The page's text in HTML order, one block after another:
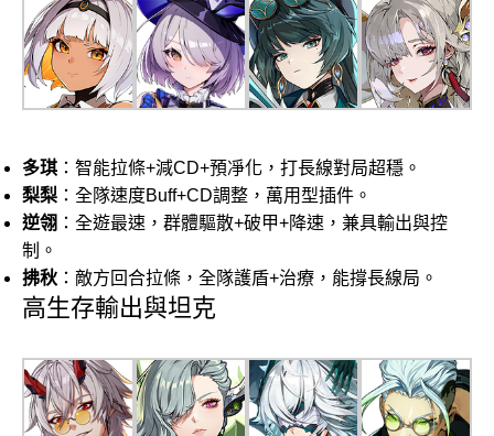
多琪 ：智能拉條+減CD+預凈化，打長線對局超穩。
梨梨 ：全隊速度Buff+CD調整，萬用型插件。
逆翎 ：全遊最速，群體驅散+破甲+降速，兼具輸出與控
制。
拂秋 ：敵方回合拉條，全隊護盾+治療，能撐長線局。
高生存輸出與坦克